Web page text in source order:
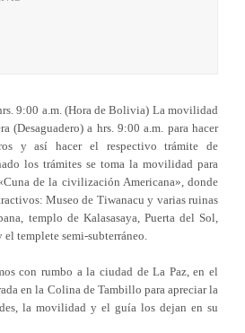
9:00 a.m. (Hora de Bolivia) La movilidad
(Desaguadero) a hrs. 9:00 a.m. para hacer
y así hacer el respectivo trámite de
los trámites se toma la movilidad para
de la civilización Americana», donde
Museo de Tiwanacu y varias ruinas
templo de Kalasasaya, Puerta del Sol,
templete semi-subterráneo.
con rumbo a la ciudad de La Paz, en el
en la Colina de Tambillo para apreciar la
la movilidad y el guía los dejan en su